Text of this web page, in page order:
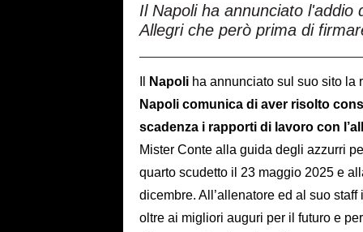
Il Napoli ha annunciato
Allegri che però prima di
Napoli ha annunciato sul suo sito la
Napoli comunica di aver risolto
scadenza i rapporti di lavoro con
Mister Conte alla guida degli azzurri
quarto scudetto il 23 maggio 2025 e
dicembre. All’allenatore ed al suo
oltre ai migliori auguri per il futuro e